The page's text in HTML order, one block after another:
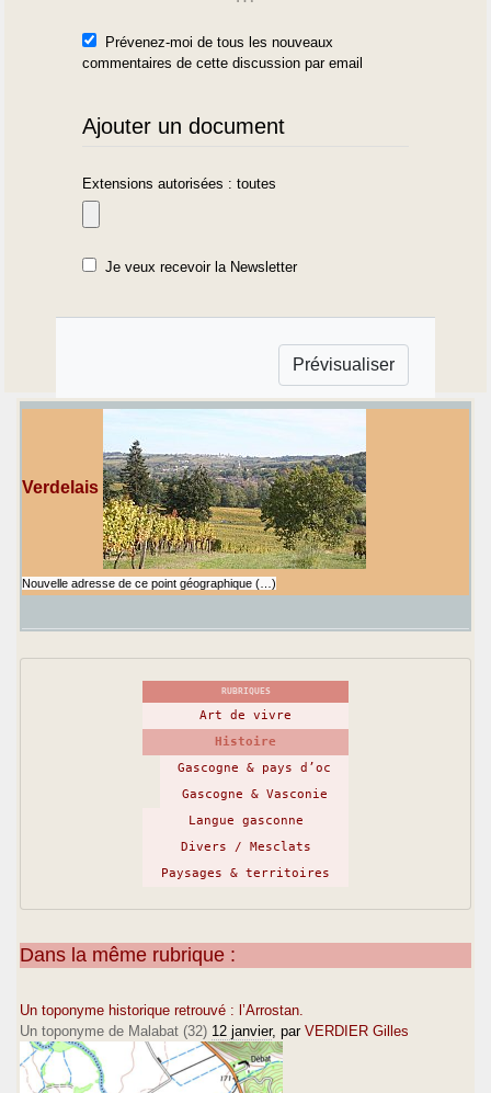
Prévenez-moi de tous les nouveaux
commentaires de cette discussion par email
Ajouter un document
Extensions autorisées : toutes
Je veux recevoir la Newsletter
Verdelais
Nouvelle adresse de ce point géographique (…)
RUBRIQUES
Art de vivre
Histoire
Gascogne & pays d’oc
Gascogne & Vasconie
Langue gasconne
Divers / Mesclats
Paysages & territoires
Dans la même rubrique :
Un toponyme historique retrouvé : l’Arrostan.
Un toponyme de Malabat (32) 12 janvier, par VERDIER Gilles